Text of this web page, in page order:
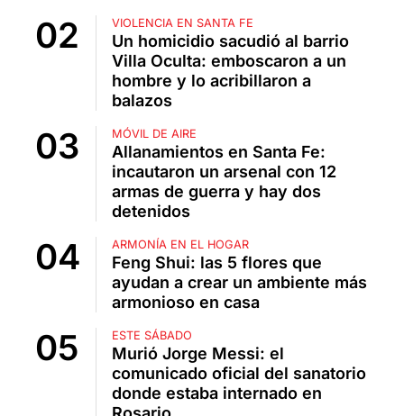
VIOLENCIA EN SANTA FE
Un homicidio sacudió al barrio
Villa Oculta: emboscaron a un
hombre y lo acribillaron a
balazos
MÓVIL DE AIRE
Allanamientos en Santa Fe:
incautaron un arsenal con 12
armas de guerra y hay dos
detenidos
ARMONÍA EN EL HOGAR
Feng Shui: las 5 flores que
ayudan a crear un ambiente más
armonioso en casa
ESTE SÁBADO
Murió Jorge Messi: el
comunicado oficial del sanatorio
donde estaba internado en